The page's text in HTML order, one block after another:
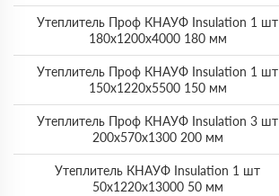
Утеплитель Проф КНАУФ Insulation 1 шт
180х1200х4000 180 мм
Утеплитель Проф КНАУФ Insulation 1 шт
150х1220х5500 150 мм
Утеплитель Проф КНАУФ Insulation 3 шт
200х570х1300 200 мм
Утеплитель КНАУФ Insulation 1 шт
50х1220х13000 50 мм